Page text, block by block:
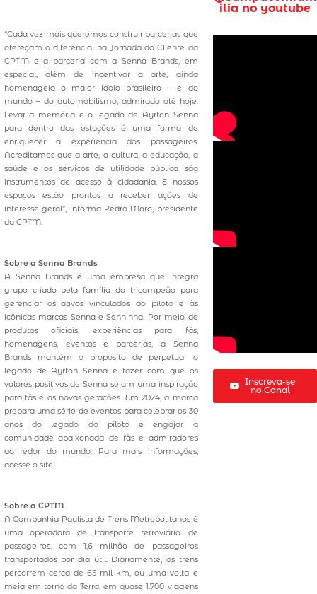
“Cada vez mais queremos construir parcerias que
ofereçam o diferencial na Jornada do Cliente da
CPTM e a parceria com a Senna Brands, em
especial, além de incentivar a arte, ainda
homenageia o maior ídolo brasileiro – e do
mundo – do automobilismo, admirado até hoje.
Levar a memória e o legado de Ayrton Senna
para dentro das estações é uma forma de
enriquecer a experiência dos passageiros.
Acreditamos que a arte, a cultura, a educação, a
saúde e os serviços de utilidade pública são
instrumentos de acesso à cidadania. E nossos
espaços estão prontos a receber ações de
interesse geral”, informa Pedro Moro, presidente
da CPTM.
Sobre a Senna Brands
A Senna Brands é uma empresa que integra
grupo criado pela família do tricampeão para
gerenciar os ativos vinculados ao piloto e às
icônicas marcas Senna e Senninha. Por meio de
produtos oficiais, experiências para fãs,
homenagens, eventos e parcerias, a Senna
Brands mantém o propósito de perpetuar o
legado de Ayrton Senna e fazer com que os
valores positivos de Senna sejam uma inspiração
para fãs e as novas gerações. Em 2024, a marca
prepara uma série de eventos para celebrar os 30
anos do legado do piloto e engajar a
comunidade apaixonada de fãs e admiradores
ao redor do mundo. Para mais informações,
acesse o site.
Sobre a CPTM
A Companhia Paulista de Trens Metropolitanos é
uma operadora de transporte ferroviário de
passageiros, com 1,6 milhão de passageiros
transportados por dia útil. Diariamente, os trens
percorrem cerca de 65 mil km, ou uma volta e
meia em torno da Terra, em quase 1.700 viagens
ilia no youtube
Inscreva-se
no Canal